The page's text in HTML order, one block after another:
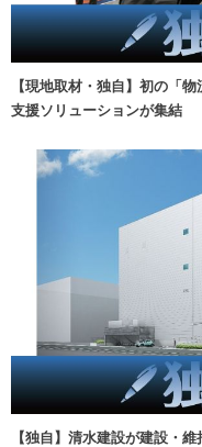
【現地取材・独自】初の「
支援ソリューションが集結
【独自】清水建設が建設・